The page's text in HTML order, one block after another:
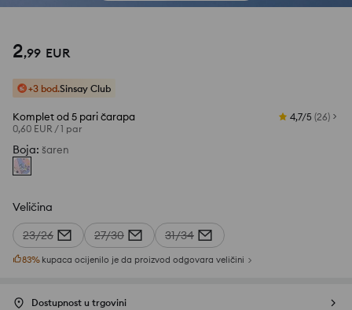
2,99 EUR
+3 bod.Sinsay Club
Komplet od 5 pari čarapa
0,60 EUR /1 par
4,7/5 (26)
Boja: šaren
Veličina
23/26
27/30 31/34
83% kupaca ocijenilo je da proizvod odgovara veličini
Dostupnost u trgovini